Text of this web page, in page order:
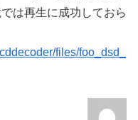
は再生に成功しておら
files/foo_dsd_